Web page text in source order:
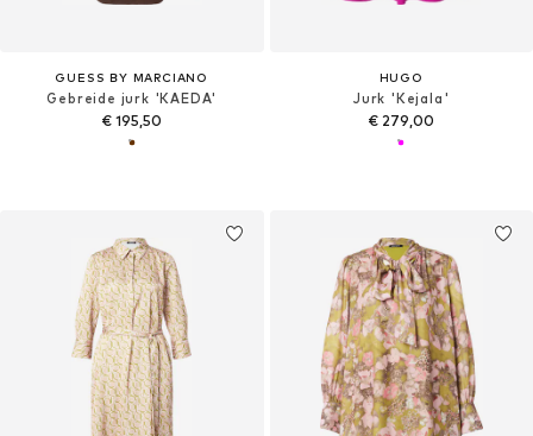
GUESS BY MARCIANO
Gebreide jurk 'KAEDA'
€ 195,50
HUGO
Jurk 'Kejala'
€ 279,00